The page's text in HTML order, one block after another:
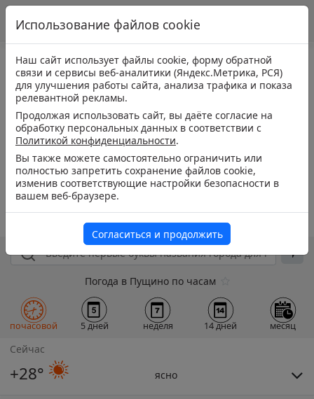
Погода в Пущино по часам
почасовой 5 дней неделя 14 дней месяц
Сейчас
+28° ясно
Использование файлов cookie
Наш сайт использует файлы cookie, форму обратной
связи и сервисы веб-аналитики (Яндекс.Метрика, РСЯ)
для улучшения работы сайта, анализа трафика и показа
релевантной рекламы.
Продолжая использовать сайт, вы даёте согласие на
обработку персональных данных в соответствии с
Политикой конфиденциальности.
Вы также можете самостоятельно ограничить или
полностью запретить сохранение файлов cookie,
изменив соответствующие настройки безопасности в
вашем веб-браузере.
Согласиться и продолжить